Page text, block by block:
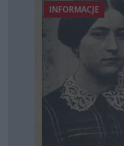
INFORMACJE